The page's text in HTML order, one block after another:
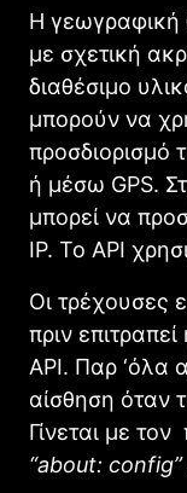
Η γεωγραφική
με σχετική
διαθέσιμο
μπορούν να
προσδιορισμό
ή μέσω GPS.
μπορεί να
IP. Το API
Οι τρέχουσες
πριν
API. Παρ ‘όλα
αίσθηση όταν
Γίνεται με
“about: config”